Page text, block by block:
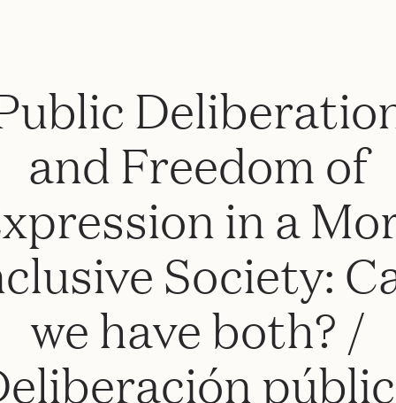
and Freedom of
in a
Society:
we have both? /